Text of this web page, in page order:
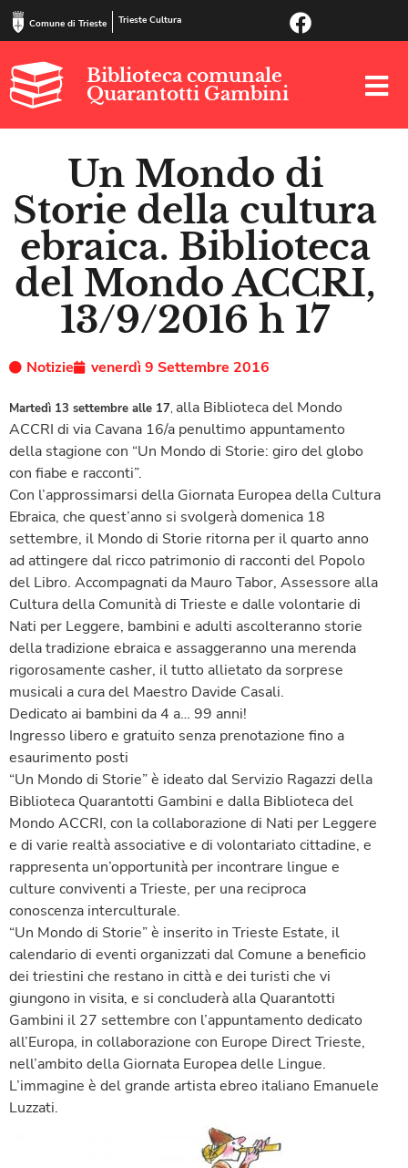
Comune di Trieste Trieste Cultura
Biblioteca comunale
Quarantotti Gambini
Un Mondo di
Storie della cultura
ebraica. Biblioteca
del Mondo ACCRI,
13/9/2016 h 17
Notizie venerdì 9 Settembre 2016
Martedì 13 settembre alle 17, alla Biblioteca del Mondo
ACCRI di via Cavana 16/a penultimo appuntamento
della stagione con “Un Mondo di Storie: giro del globo
con fiabe e racconti”.
Con l’approssimarsi della Giornata Europea della Cultura
Ebraica, che quest’anno si svolgerà domenica 18
settembre, il Mondo di Storie ritorna per il quarto anno
ad attingere dal ricco patrimonio di racconti del Popolo
del Libro. Accompagnati da Mauro Tabor, Assessore alla
Cultura della Comunità di Trieste e dalle volontarie di
Nati per Leggere, bambini e adulti ascolteranno storie
della tradizione ebraica e assaggeranno una merenda
rigorosamente casher, il tutto allietato da sorprese
musicali a cura del Maestro Davide Casali.
Dedicato ai bambini da 4 a… 99 anni!
Ingresso libero e gratuito senza prenotazione fino a
esaurimento posti
“Un Mondo di Storie” è ideato dal Servizio Ragazzi della
Biblioteca Quarantotti Gambini e dalla Biblioteca del
Mondo ACCRI, con la collaborazione di Nati per Leggere
e di varie realtà associative e di volontariato cittadine, e
rappresenta un’opportunità per incontrare lingue e
culture conviventi a Trieste, per una reciproca
conoscenza interculturale.
“Un Mondo di Storie” è inserito in Trieste Estate, il
calendario di eventi organizzati dal Comune a beneficio
dei triestini che restano in città e dei turisti che vi
giungono in visita, e si concluderà alla Quarantotti
Gambini il 27 settembre con l’appuntamento dedicato
all’Europa, in collaborazione con Europe Direct Trieste,
nell’ambito della Giornata Europea delle Lingue.
L’immagine è del grande artista ebreo italiano Emanuele
Luzzati.